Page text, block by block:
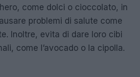
come dolci o cioccolato, in
problemi di salute come
Inoltre, evita di dare loro cibi
come l’avocado o la cipolla.